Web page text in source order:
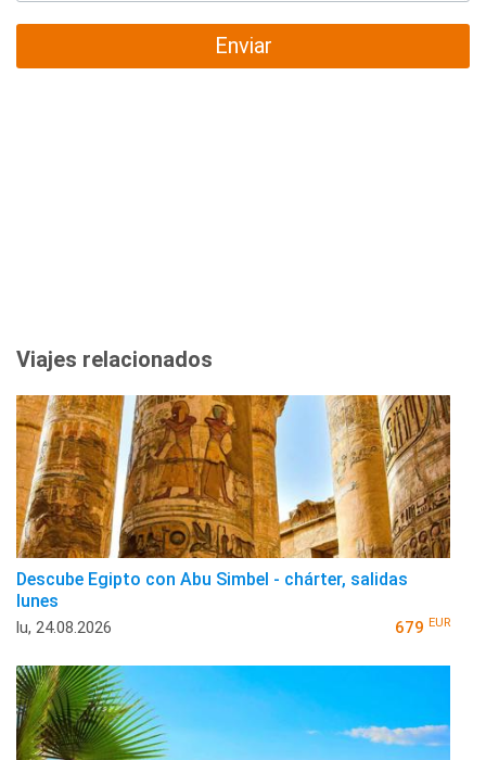
Enviar
Viajes relacionados
Descube Egipto con Abu Simbel - chárter, salidas
lunes
lu, 24.08.2026 679 EUR